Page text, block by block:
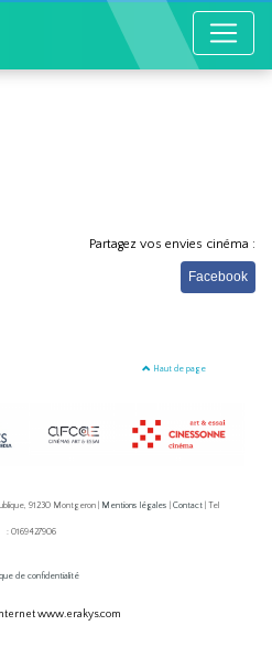
Partagez vos envies cinéma :
Facebook
Haut de page
91230 Montgeron | Mentions légales Contact | Tel
: 0169427906
de confidentialité
www.erakys.com